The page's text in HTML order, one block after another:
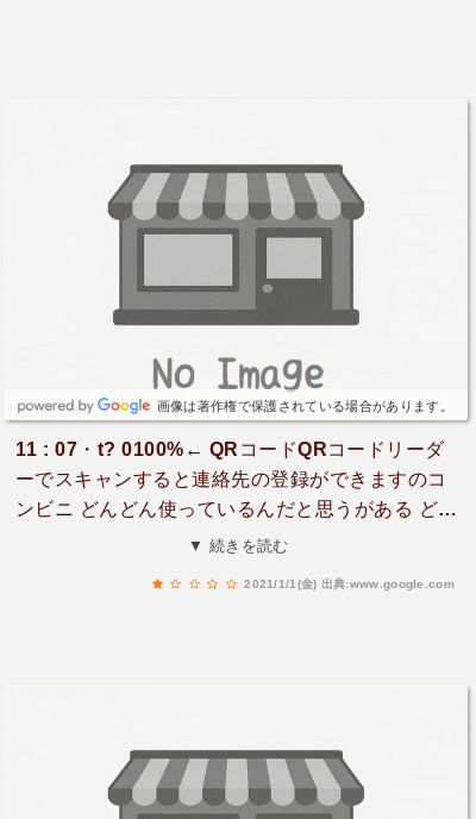
画像は著作権で保護されている場合があります。
11 : 07・t? 0100%← QRコードQRコードリーダ
ーでスキャンすると連絡先の登録ができますのコ
ンビニ どんどん使っているんだと思うがある どう
ぞ など 逢いたくて 私の睡眠状況が 英語は 録音さ
▼ 続きを読む
2021/1/1(金) 出典:www.google.com